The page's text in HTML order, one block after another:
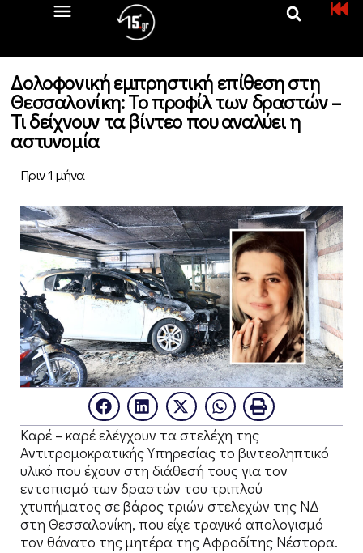
Δολοφονική εμπρηστική επίθεση στη
Θεσσαλονίκη: Το προφίλ των δραστών –
Τι δείχνουν τα βίντεο που αναλύει η
αστυνομία
Πριν 1 μήνα
Καρέ – καρέ ελέγχουν τα στελέχη της
Αντιτρομοκρατικής Υπηρεσίας το βιντεοληπτικό
υλικό που έχουν στη διάθεσή τους για τον
εντοπισμό των δραστών του τριπλού
χτυπήματος σε βάρος τριών στελεχών της ΝΔ
στη Θεσσαλονίκη, που είχε τραγικό απολογισμό
τον θάνατο της μητέρα της Αφροδίτης Νέστορα.